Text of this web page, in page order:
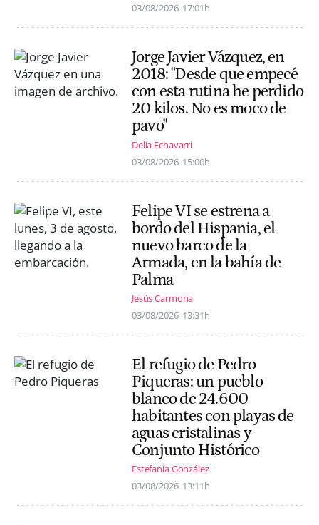
03/08/2026 17:01h
Jorge Javier Vázquez, en
2018: "Desde que empecé
con esta rutina he perdido
20 kilos. No es moco de
pavo"
Delia Echavarri
03/08/2026 15:00h
Felipe VI se estrena a
bordo del Hispania, el
nuevo barco de la
Armada, en la bahía de
Palma
Jesús Carmona
03/08/2026 13:31h
El refugio de Pedro
Piqueras: un pueblo
blanco de 24.600
habitantes con playas de
aguas cristalinas y
Conjunto Histórico
Estefanía González
03/08/2026 13:11h